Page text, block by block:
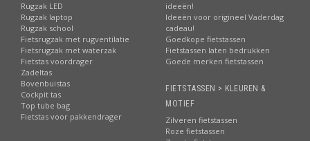
Rugzak LED
Rugzak laptop
Rugzak school
Fietsrugzak met rugventilatie
Fietsrugzak met waterzak
Fietstas voordrager
Zadeltas
Bovenbuistas
Cockpit tas
Top tube bag
Fietstas voor pakkendrager
ideeën!
Ideeën voor origineel Vaderdag
cadeau!
Goedkope fietstassen
Fietstassen laten bedrukken
Goede merken fietstassen
FIETSTASSEN > KLEUREN &
MOTIEF
Zilveren fietstassen
Roze fietstassen